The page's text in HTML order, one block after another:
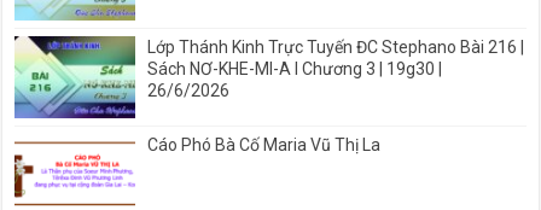
Lớp Thánh Kinh Trực Tuyến ĐC Stephano Bài 216 |
Sách NƠ-KHE-MI-A I Chương 3 | 19g30 |
26/6/2026
Cáo Phó Bà Cố Maria Vũ Thị La